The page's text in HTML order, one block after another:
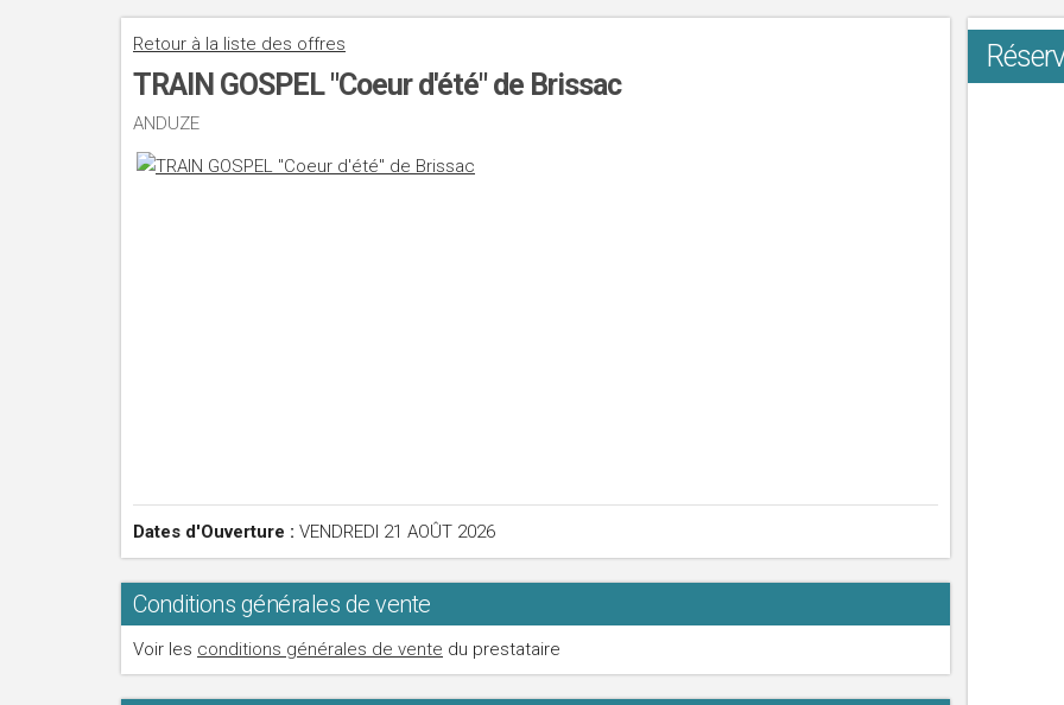
Retour à la liste des offres
TRAIN GOSPEL "Coeur d'été" de Brissac
ANDUZE
Dates d'Ouverture : VENDREDI 21 AOÛT 2026
Conditions générales de vente
Voir les conditions générales de vente du prestataire